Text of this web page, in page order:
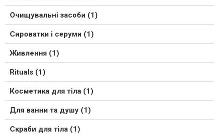
Очищувальні засоби (1)
Сироватки і серуми (1)
Живлення (1)
Rituals (1)
Косметика для тіла (1)
Для ванни та душу (1)
Скраби для тіла (1)